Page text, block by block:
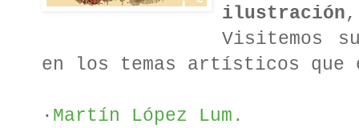
ilustración
Visitemos
en los temas artísticos que
· Martín López Lum.